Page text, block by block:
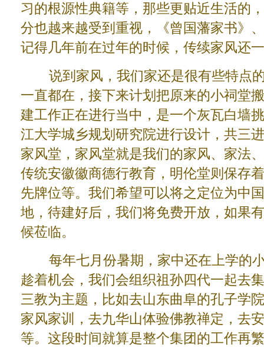
习的根源性典籍等，那些更贴近生活的
分也越来越受到重视，《曾国藩家书》
记得几年前在过年的时候，传续家风还
说到家风，我们家还是很有些特点的
一直都在，接下来计划把原来的小祠堂
建工作正在进行当中，是一个灰瓦白墙
江大学城乡规划研究院进行设计，共三
家风堂，家风堂就是我们的家风、家法
传统安徽徽商德行教育，明伦堂则保存
先牌位等。我们希望可以将之定位为中
地，待建好后，我们将免费开放，如果
候莅临。
每年七月份暑期，家中还在上学的小
趁着机会，我们会组织祖孙四代一起去
三教为主题，比如去山东曲阜的孔子学
家风家训，去九华山体验佛教禅定，去
等。这段时间就算是整个集团的工作再